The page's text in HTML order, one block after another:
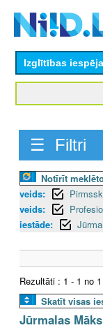
Izglītības
☰ Filtri
Notīrīt
veids:
veids:
iestāde:
Rezultāti : 1 - 1 no 1
Skatīt visas
Jūrmalas